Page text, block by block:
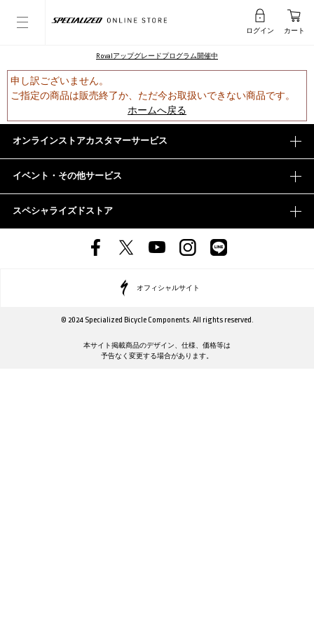
ログイン カート
Rovalアップグレードプログラム開催中
申し訳ございません。
ご指定の商品は販売終了か、ただ今お取扱いできない商品です。
ホームへ戻る
オンラインストアカスタマーサービス
イベント・その他サービス
スペシャライズドストア
オフィシャルサイト
© 2024 Specialized Bicycle Components. All rights reserved.
本サイト掲載商品のデザイン、仕様、価格等は
予告なく変更する場合があります。